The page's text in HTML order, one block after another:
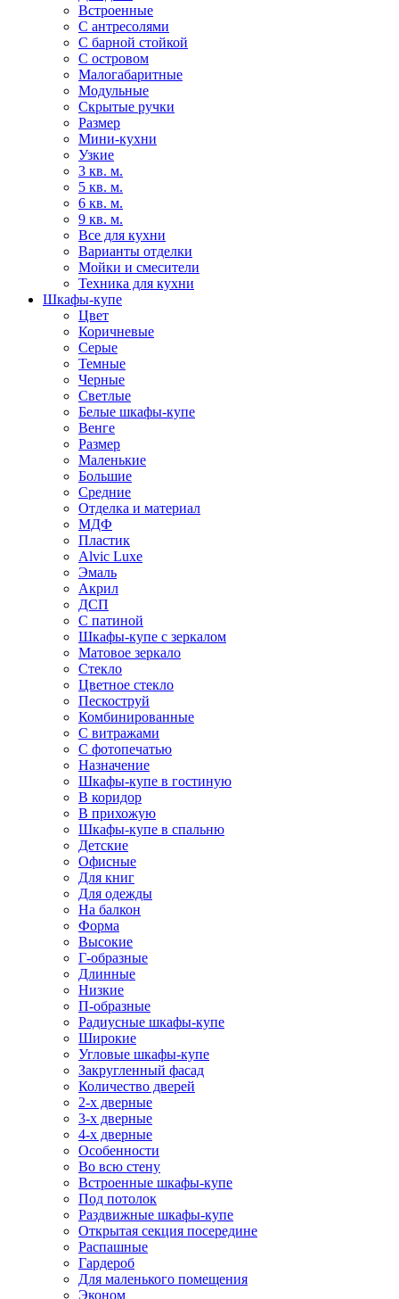
Встроенные
С антресолями
С барной стойкой
С островом
Малогабаритные
Модульные
Скрытые ручки
Размер
Мини-кухни
Узкие
3 кв. м.
5 кв. м.
6 кв. м.
9 кв. м.
Все для кухни
Варианты отделки
Мойки и смесители
Техника для кухни
Шкафы-купе
Цвет
Коричневые
Серые
Темные
Черные
Светлые
Белые шкафы-купе
Венге
Размер
Маленькие
Большие
Средние
Отделка и материал
МДФ
Пластик
Alvic Luxe
Эмаль
Акрил
ДСП
С патиной
Шкафы-купе с зеркалом
Матовое зеркало
Стекло
Цветное стекло
Пескоструй
Комбинированные
С витражами
С фотопечатью
Назначение
Шкафы-купе в гостиную
В коридор
В прихожую
Шкафы-купе в спальню
Детские
Офисные
Для книг
Для одежды
На балкон
Форма
Высокие
Г-образные
Длинные
Низкие
П-образные
Радиусные шкафы-купе
Широкие
Угловые шкафы-купе
Закругленный фасад
Количество дверей
2-х дверные
3-х дверные
4-х дверные
Особенности
Во всю стену
Встроенные шкафы-купе
Под потолок
Раздвижные шкафы-купе
Открытая секция посередине
Распашные
Гардероб
Для маленького помещения
Эконом